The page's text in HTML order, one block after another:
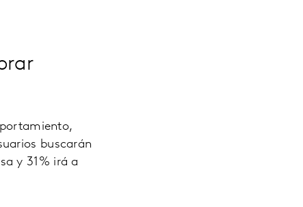
buscarán
y 31% irá a